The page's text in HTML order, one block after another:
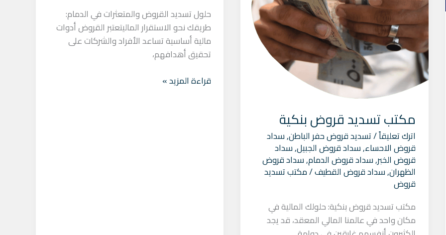
مكتب تسديد قروض بنكية
اترك تعليقاً/تسديد قروض حفر الباطن,سداد
قروض الاحساء,سداد قروض الجبيل,سداد
قروض الخبر,سداد قروض الدمام,سداد قروض
الظهران,سداد قروض القطيف/مكتب تسديد
قروض
مكتب تسديد قروض بنكية: حلولك المالية في
مكان واحد في عالمنا المالي المعقد، قد يجد
حلول تسديد القروض والمتعثرات في الدمام:
طريقك نحو الاستقرار الماليتعتبر القروض أدوات
مالية أساسية تساعد الأفراد والشركات على
تحقيق أهدافهم،
قراءة المزيد »